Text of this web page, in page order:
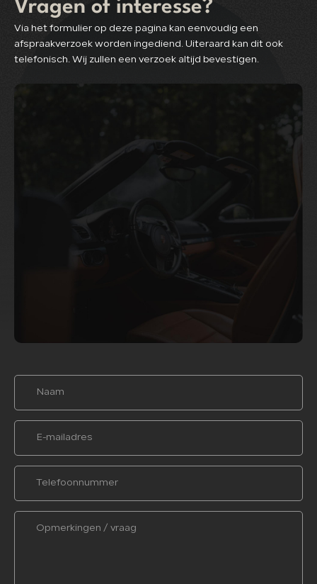
Vragen of interesse?
Via het formulier op deze pagina kan eenvoudig een
afspraakverzoek worden ingediend. Uiteraard kan dit ook
telefonisch. Wij zullen een verzoek altijd bevestigen.